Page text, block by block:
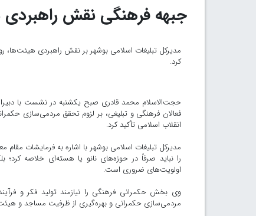
هشدار سطح نارنجی در استان بوشهر صادر شد
جبهه فرهنگی نقش راهبردی
مدیرکل تبلیغات اسلامی بوشهر بر نقش راهبردی هیئت‌ها،
کرد.
حجت‌الاسلام محمد قادری صبح یکشنبه در نشست با
فعالان فرهنگی و تبلیغی، بر لزوم تحقق مردمی‌سازی
انقلاب اسلامی تأکید کرد.
مدیرکل تبلیغات اسلامی بوشهر با اشاره به فرمایشات
را نباید صرفاً در حوزه‌های نانو یا هسته‌ای خلاصه
اولویت‌های ضروری است.
وی بخش حکمرانی فرهنگی را نیازمند تولید فکر و
مردمی‌سازی حکمرانی و بهره‌گیری از ظرفیت مساجد و